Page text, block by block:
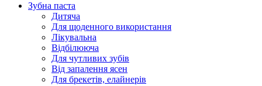
Зубна паста
Дитяча
Для щоденного використання
Лікувальна
Відбілююча
Для чутливих зубів
Від запалення ясен
Для брекетів, елайнерів